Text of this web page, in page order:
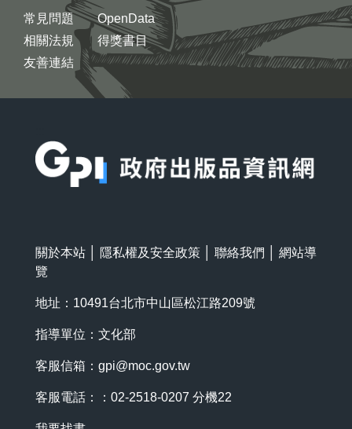
常見問題
相關法規
友善連結
OpenData
得獎書目
關於本站 隱私權及安全政策 聯絡我們
網站導
覽
地址：10491台北市中山區松江路209號
指導單位：文化部
客服信箱： gpi@moc.gov.tw
客服電話：：02-2518-0207 分機22